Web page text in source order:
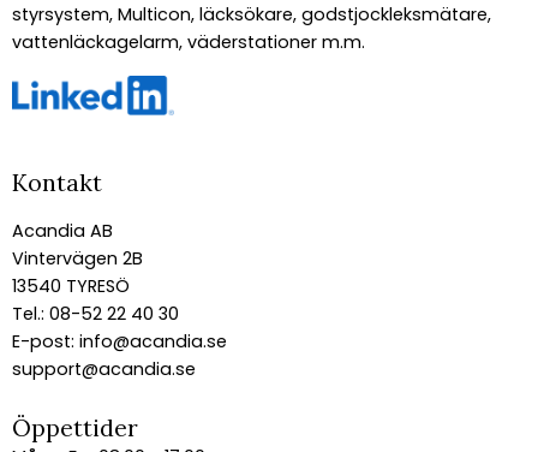
styrsystem, Multicon, läcksökare, godstjockleksmätare,
vattenläckagelarm, väderstationer m.m.
Kontakt
Acandia AB
Vintervägen 2B
13540 TYRESÖ
Tel.: 08-52 22 40 30
E-post: info@acandia.se
support@acandia.se
Öppettider